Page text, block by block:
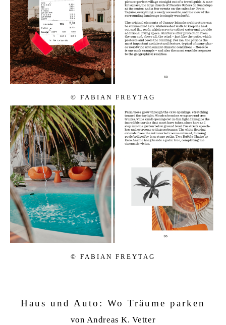
© FA­BI­AN FR­EY­TAG
© FA­BI­AN FR­EY­TAG
Haus und Auto: Wo Träume parken
von Andreas K. Vetter